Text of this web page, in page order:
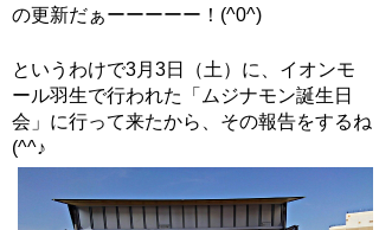
の更新だぁーーーーー！(^0^)
というわけで3月3日（土）に、イオンモ
ール羽生で行われた「ムジナモン誕生日
会」に行って来たから、その報告をするね
(^^♪